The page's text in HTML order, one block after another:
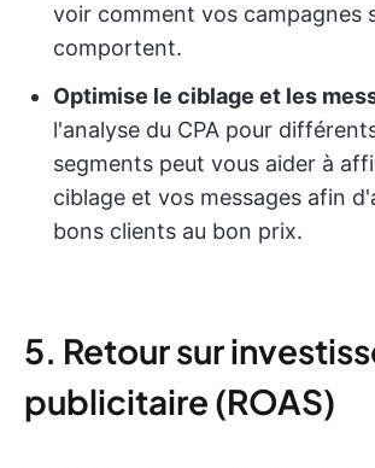
voir comment vos campagnes
comportent.
Optimise le ciblage et les
l'analyse du CPA pour
segments peut vous aider à
ciblage et vos messages afin
bons clients au bon prix.
5. Retour sur
publicitaire (ROAS)